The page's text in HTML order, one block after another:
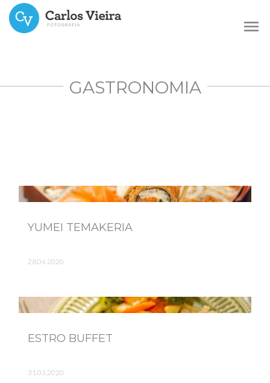
menu
GASTRONOMIA
YUMEI TEMAKERIA
28.04.2020
ESTRO BUFFET
31.03.2020